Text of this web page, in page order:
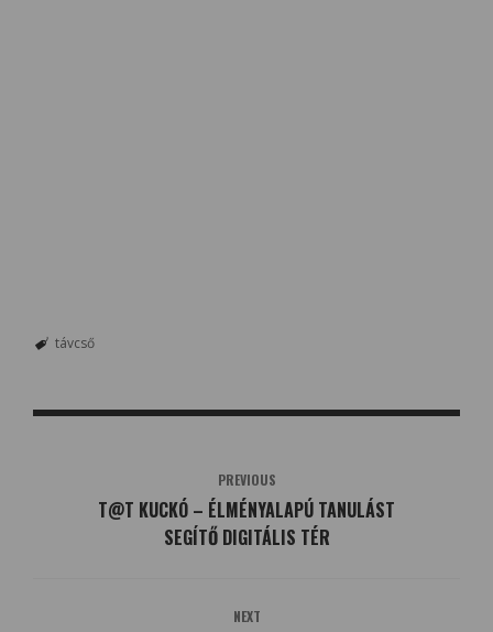
távcső
PREVIOUS
T@T KUCKÓ – ÉLMÉNYALAPÚ TANULÁST
SEGÍTŐ DIGITÁLIS TÉR
NEXT